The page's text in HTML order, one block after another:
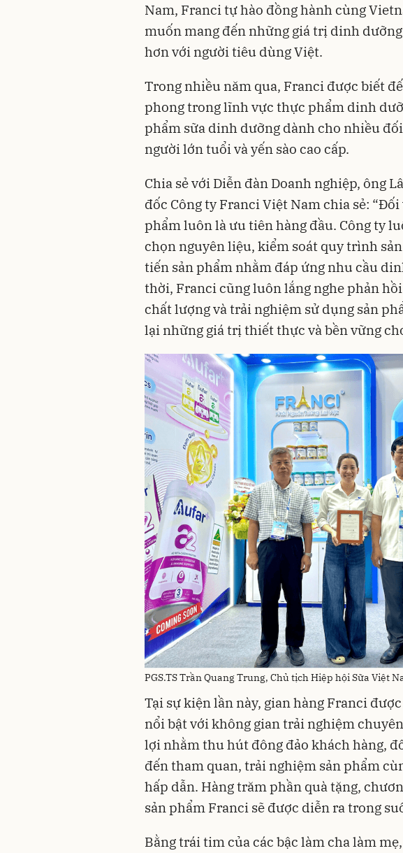
Nam, Franci tự hào đồng hành cùng
muốn mang đến những giá trị dinh
hơn với người tiêu dùng Việt.
Trong nhiều năm qua, Franci được biết
phong trong lĩnh vực thực phẩm dinh
phẩm sữa dinh dưỡng dành cho nhiều
người lớn tuổi và yến sào cao cấp.
Chia sẻ với Diễn đàn Doanh nghiệp, ông
đốc Công ty Franci Việt Nam chia sẻ:
phẩm luôn là ưu tiên hàng đầu. Công ty
chọn nguyên liệu, kiểm soát quy trình
tiến sản phẩm nhằm đáp ứng nhu cầu
thời, Franci cũng luôn lắng nghe phản
chất lượng và trải nghiệm sử dụng sản
lại những giá trị thiết thực và bền vững
PGS.TS Trần Quang Trung, Chủ tịch Hiệp hội Sữa Việt
Tại sự kiện lần này, gian hàng Franci
nổi bật với không gian trải nghiệm
lợi nhằm thu hút đông đảo khách hàng,
đến tham quan, trải nghiệm sản phẩm
hấp dẫn. Hàng trăm phần quà tặng,
sản phẩm Franci sẽ được diễn ra trong
Bằng trái tim của các bậc làm cha làm